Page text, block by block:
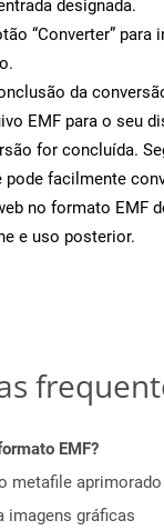
designada.
“Converter” para
da
EMF para o seu
for concluída.
pode facilmente
no formato EMF
e uso posterior.
EMF?
metafile aprimorado
imagens gráficas